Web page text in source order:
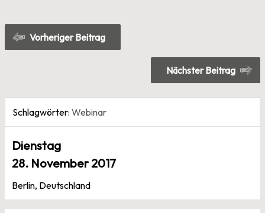
Beitragsnavigation
Vorheriger Beitrag
Nächster Beitrag
Schlagwörter: Webinar
Dienstag
28. November 2017
Berlin, Deutschland